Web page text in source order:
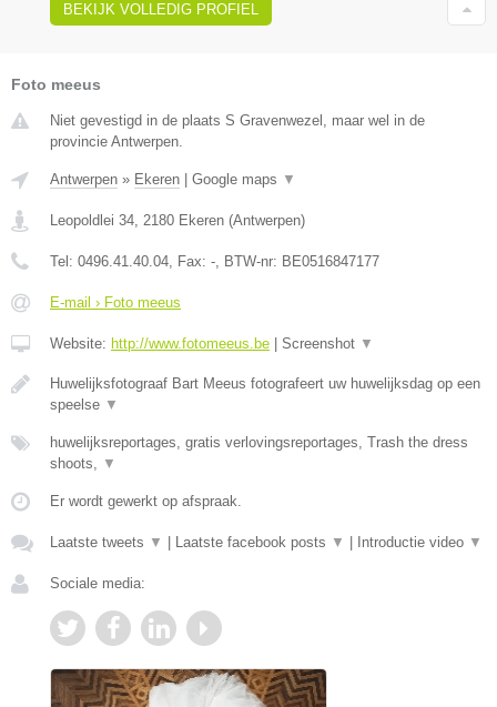
BEKIJK VOLLEDIG PROFIEL
Foto meeus
Niet gevestigd in de plaats S Gravenwezel, maar wel in de
provincie Antwerpen.
Antwerpen » Ekeren Google maps ▼
Leopoldlei 34, 2180 Ekeren (Antwerpen)
Tel: 0496.41.40.04, Fax: -, BTW-nr: BE0516847177
E-mail › Foto meeus
Website: http://www.fotomeeus.be Screenshot ▼
Huwelijksfotograaf Bart Meeus fotografeert uw huwelijksdag op een
speelse ▼
huwelijksreportages, gratis verlovingsreportages, Trash the dress
shoots, ▼
Er wordt gewerkt op afspraak.
Laatste tweets ▼ Laatste facebook posts ▼ Introductie video ▼
Sociale media: